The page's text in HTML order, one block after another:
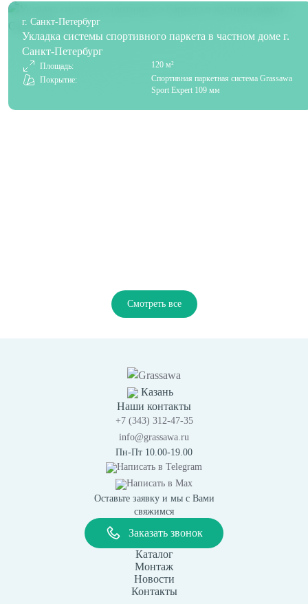
г. Санкт-Петербург
Укладка системы спортивного паркета в частном доме г.
Санкт-Петербург
Площадь:
120 м²
Покрытие:
Спортивная паркетная система Grassawa
Sport Expert 109 мм
Смотреть все
Казань
Наши контакты
+7 (343) 312-47-35
info@grassawa.ru
Пн-Пт 10.00-19.00
Написать в Telegram
Написать в Max
Оставьте заявку и мы с Вами
свяжимся
Заказать звонок
Каталог
Монтаж
Новости
Контакты